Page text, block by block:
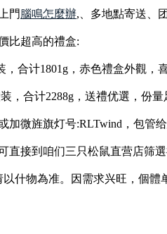
門腦鳴怎麼辦,、多地點寄送、
比超高的禮盒:
，合计1801g，赤色禮盒外觀，
，合计2288g，送禮优選，份量
加微旌旗灯号:RLTwind，包管给
直接到咱们三只松鼠直营店筛
什物為准。因需求兴旺，個體